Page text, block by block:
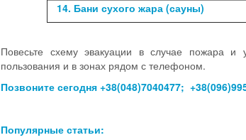
14. Бани сухого жара (сауны)
Повесьте схему эвакуации в случае пожара
пользования и в зонах рядом с телефоном.
Позвоните сегодня +38(048)7040477;
Популярные статьи: